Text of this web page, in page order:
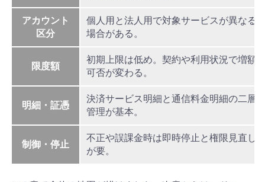
アカウント
区分
個人用と法人用で対象サービスが異なる
場合がある。
限度額
初期上限は低め。契約や利用状況で増額
可否が変わる。
明細・証憑
決済サービス明細と通信料金明細の二層
管理が基本。
制御・停止
不正や誤課金時は即時停止と権限見直し
が要。